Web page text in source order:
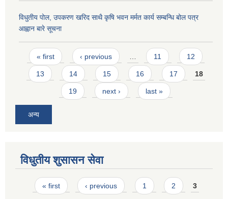
विधुतीय पोल, उपकरण खरिद साथै कृषि भवन मर्मत कार्य सम्बन्धि बोल पत्र
आह्वान बारे सूचना
Pages
« first ‹ previous 11 12
13 14 15 16 17 18
19 next › last »
अन्य
विधुतीय शुसासन सेवा
Pages
« first ‹ previous 1 2 3